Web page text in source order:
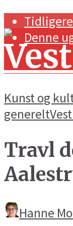
Denne
Forside
Handel
Kunst
Kunst og
generelt
Travl
Hanne